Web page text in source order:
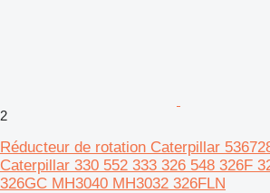
2
Réducteur de rotation Caterpillar
Caterpillar 330 552 333 326 548 326F
326GC MH3040 MH3032 326FLN